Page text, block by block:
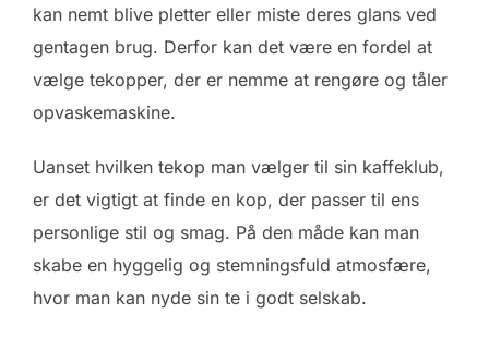
kan nemt blive pletter eller miste deres glans ved
gentagen brug. Derfor kan det være en fordel at
vælge tekopper, der er nemme at rengøre og tåler
opvaskemaskine.
Uanset hvilken tekop man vælger til sin kaffeklub,
er det vigtigt at finde en kop, der passer til ens
personlige stil og smag. På den måde kan man
skabe en hyggelig og stemningsfuld atmosfære,
hvor man kan nyde sin te i godt selskab.